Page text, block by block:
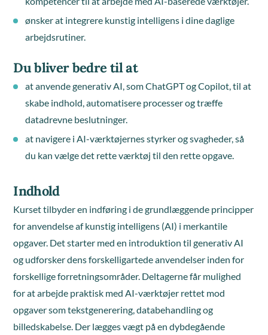
ønsker at integrere kunstig intelligens i dine daglige
arbejdsrutiner.
Du bliver bedre til at
at anvende generativ AI, som ChatGPT og Copilot, til at
skabe indhold, automatisere processer og træffe
datadrevne beslutninger.
at navigere i AI-værktøjernes styrker og svagheder, så
du kan vælge det rette værktøj til den rette opgave.
Indhold
Kurset tilbyder en indføring i de grundlæggende principper
for anvendelse af kunstig intelligens (AI) i merkantile
opgaver. Det starter med en introduktion til generativ AI
og udforsker dens forskelligartede anvendelser inden for
forskellige forretningsområder. Deltagerne får mulighed
for at arbejde praktisk med AI-værktøjer rettet mod
opgaver som tekstgenerering, databehandling og
billedskabelse. Der lægges vægt på en dybdegående